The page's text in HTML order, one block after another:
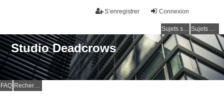
Connexion
S’enregistrer
Sujets sans réponse Sujets actifs
Studio Deadcrows
FAQ Rechercher